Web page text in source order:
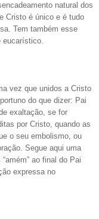
natural dos
Cristo é único e é tudo
Tem também esse
eucarístico.
vez que unidos a Cristo
do que dizer: Pai
exaltação, se for
por Cristo, quando as
o seu embolismo, ou
Segue aqui uma
ao final do Pai
expressa no